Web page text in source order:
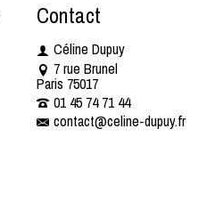
The best dans le lissage à
Contact
Céline Dupuy
7 rue Brunel
Paris 75017
01 45 74 71 44 ​​
contact@celine-dupuy.fr